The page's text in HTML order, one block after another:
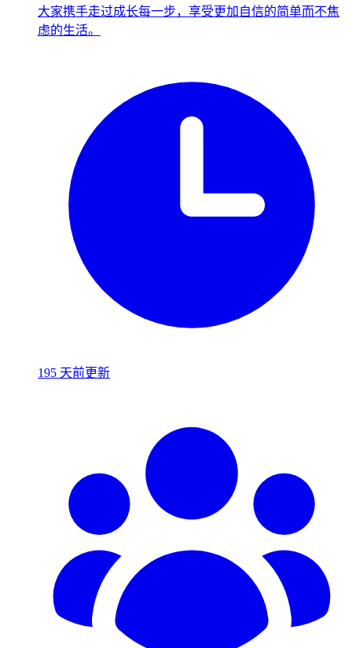
大家携手走过成长每一步，享受更加自信的简单而不焦
虑的生活。
195 天前更新